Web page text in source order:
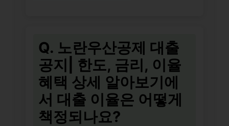
Q. 노란우산공제 대출
공지| 한도, 금리, 이율
혜택 상세 알아보기에
서 대출 이율은 어떻게
책정되나요?